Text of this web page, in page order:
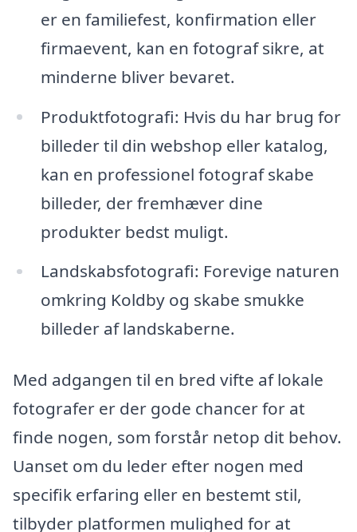
er en familiefest, konfirmation eller
firmaevent, kan en fotograf sikre, at
minderne bliver bevaret.
Produktfotografi: Hvis du har brug for
billeder til din webshop eller katalog,
kan en professionel fotograf skabe
billeder, der fremhæver dine
produkter bedst muligt.
Landskabsfotografi: Forevige naturen
omkring Koldby og skabe smukke
billeder af landskaberne.
Med adgangen til en bred vifte af lokale
fotografer er der gode chancer for at
finde nogen, som forstår netop dit behov.
Uanset om du leder efter nogen med
specifik erfaring eller en bestemt stil,
tilbyder platformen mulighed for at